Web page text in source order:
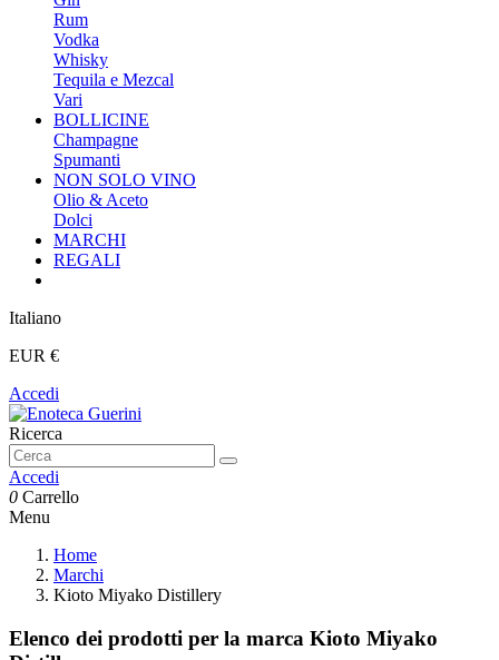
Rum
Vodka
Whisky
Tequila e Mezcal
Vari
BOLLICINE
Champagne
Spumanti
NON SOLO VINO
Olio & Aceto
Dolci
MARCHI
REGALI
Italiano
EUR €
Accedi
Ricerca
Accedi
0 Carrello
Menu
Home
Marchi
Kioto Miyako Distillery
Elenco dei prodotti per la marca Kioto Miyako